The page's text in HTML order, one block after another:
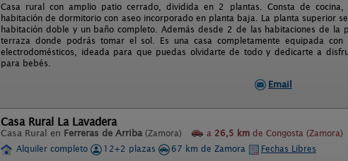
Casa rural con amplio patio cerrado, dividida en 2 plantas. Consta de cocina,
habitación de dormitorio con aseo incorporado en planta baja. La planta superior
habitación doble y un baño completo. Además desde 2 de las habitaciones de la
terraza donde podrás tomar el sol. Es una casa completamente equipada
electrodomésticos, ideada para que puedas olvidarte de todo y dedicarte a
para bebés.
Email
Casa Rural La Lavadera
Casa Rural en Ferreras de Arriba (Zamora) a 26,5 km de Congosta (Zamora)
Alquiler completo
12+2 plazas 67 km de Zamora
Fechas Libres